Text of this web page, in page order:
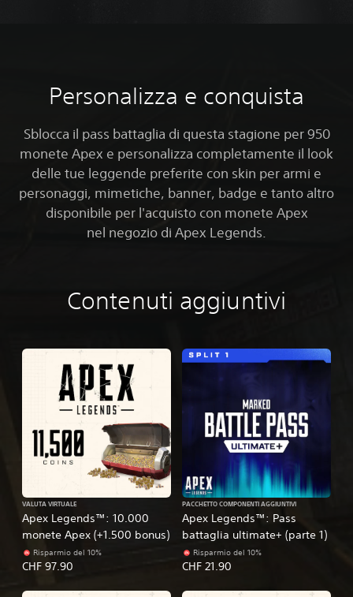
Personalizza e conquista
Sblocca il pass battaglia di questa stagione per 950
monete Apex e personalizza completamente il look
delle tue leggende preferite con skin per armi e
personaggi, mimetiche, banner, badge e tanto altro
disponibile per l'acquisto con monete Apex
nel negozio di Apex Legends.
Contenuti aggiuntivi
Apex Legends™: 10.000
monete Apex (+1.500 bonus)
VALUTA VIRTUALE
Risparmio del 10%
CHF 97.90
Apex Legends™: Pass
battaglia ultimate+ (parte 1)
PACCHETTO COMPONENTI AGGIUNTIVI
Risparmio del 10%
CHF 21.90